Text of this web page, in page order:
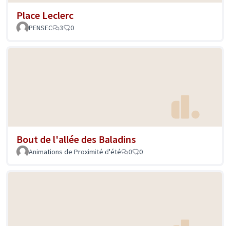
Place Leclerc
PENSEC 3 0
Bout de l'allée des Baladins
Animations de Proximité d'été 0 0